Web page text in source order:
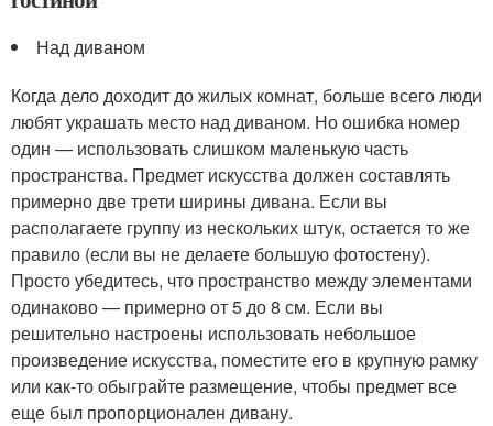
Над диваном
Когда дело доходит до жилых комнат, больше всего люди
любят украшать место над диваном. Но ошибка номер
один — использовать слишком маленькую часть
пространства. Предмет искусства должен составлять
примерно две трети ширины дивана. Если вы
располагаете группу из нескольких штук, остается то же
правило (если вы не делаете большую фотостену).
Просто убедитесь, что пространство между элементами
одинаково — примерно от 5 до 8 см. Если вы
решительно настроены использовать небольшое
произведение искусства, поместите его в крупную рамку
или как-то обыграйте размещение, чтобы предмет все
еще был пропорционален дивану.